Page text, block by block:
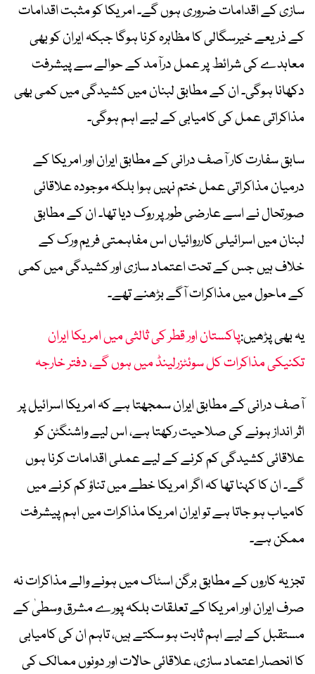
سازی کے اقدامات ضروری ہوں گے۔ امریکا کو مثبت اقدامات
کے ذریعے خیرسگالی کا مظاہرہ کرنا ہوگا جبکہ ایران کو بھی
معاہدے کی شرائط پر عمل درآمد کے حوالے سے پیشرفت
دکھانا ہوگی۔ ان کے مطابق لبنان میں کشیدگی میں کمی بھی
مذاکراتی عمل کی کامیابی کے لیے اہم ہوگی۔
سابق سفارت کار آصف درانی کے مطابق ایران اور امریکا کے
درمیان مذاکراتی عمل ختم نہیں ہوا بلکہ موجودہ علاقائی
صورتحال نے اسے عارضی طور پر روک دیا تھا۔ ان کے مطابق
لبنان میں اسرائیلی کارروائیاں اس مفاہمتی فریم ورک کے
خلاف ہیں جس کے تحت اعتماد سازی اور کشیدگی میں کمی
کے ماحول میں مذاکرات آگے بڑھنے تھے۔
یہ بھی پڑھیں:پاکستان اور قطر کی ثالثی میں امریکا ایران
تکنیکی مذاکرات کل سوئٹزرلینڈ میں ہوں گے، دفتر خارجہ
آصف درانی کے مطابق ایران سمجھتا ہے کہ امریکا اسرائیل پر
اثر انداز ہونے کی صلاحیت رکھتا ہے، اس لیے واشنگٹن کو
علاقائی کشیدگی کم کرنے کے لیے عملی اقدامات کرنا ہوں
گے۔ ان کا کہنا تھا کہ اگر امریکا خطے میں تناؤ کم کرنے میں
کامیاب ہو جاتا ہے تو ایران امریکا مذاکرات میں اہم پیشرفت
ممکن ہے۔
تجزیہ کاروں کے مطابق برگن اسٹاک میں ہونے والے مذاکرات نہ
صرف ایران اور امریکا کے تعلقات بلکہ پورے مشرق وسطیٰ کے
مستقبل کے لیے اہم ثابت ہو سکتے ہیں، تاہم ان کی کامیابی
کا انحصار اعتماد سازی، علاقائی حالات اور دونوں ممالک کی